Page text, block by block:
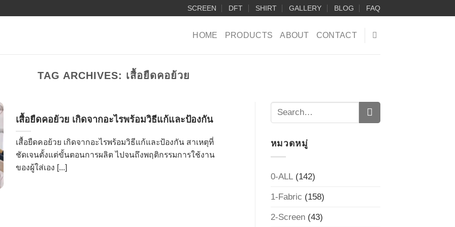
SCREEN DFT SHIRT GALLERY BLOG FAQ
HOME PRODUCTS ABOUT CONTACT
TAG ARCHIVES: เสื้อยืดคอย้วย
เสื้อยืดคอย้วย เกิดจากอะไรพร้อมวิธีแก้และป้องกัน
เสื้อยืดคอย้วย เกิดจากอะไรพร้อมวิธีแก้และป้องกัน สาเหตุที่
ชัดเจนตั้งแต่ขั้นตอนการผลิต ไปจนถึงพฤติกรรมการใช้งาน
ของผู้ใส่เอง [...]
หมวดหมู่
0-ALL(142)
1-Fabric (158)
2-Screen(43)